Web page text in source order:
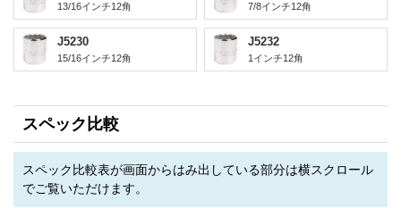
13/16インチ12角 7/8インチ12角
J5230
15/16インチ12角
J5232
1インチ12角
スペック比較
スペック比較表が画面からはみ出している部分は横スクロール
でご覧いただけます。